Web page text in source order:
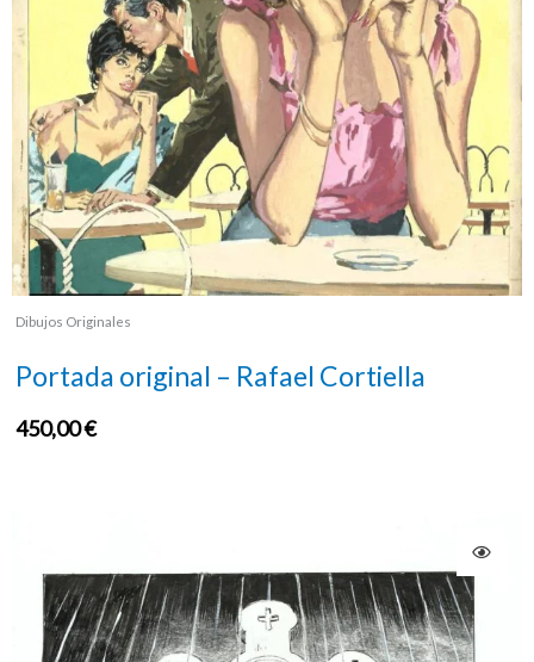
Dibujos Originales
Portada original – Rafael Cortiella
450,00€